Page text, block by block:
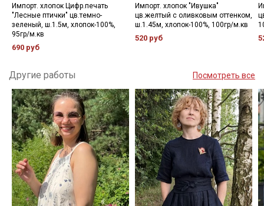
Импорт. хлопок Цифр.печать
"Лесные птички" цв.темно-
зеленый, ш.1.5м, хлопок-100%,
95гр/м.кв
690 руб
Импорт. хлопок "Ивушка"
цв.желтый с оливковым оттенком,
ш.1.45м, хлопок-100%, 100гр/м.кв
520 руб
Другие работы Посмотреть все